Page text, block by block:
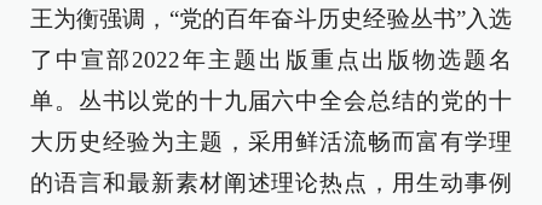
王为衡强调，“党的百年奋斗历史经验丛书”入选
了中宣部2022年主题出版重点出版物选题名
单。丛书以党的十九届六中全会总结的党的十
大历史经验为主题，采用鲜活流畅而富有学理
的语言和最新素材阐述理论热点，用生动事例